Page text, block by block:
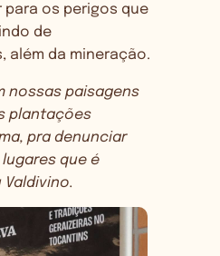
os perigos que
de
além da mineração.
nossas paisagens
plantações
pra denunciar
que é